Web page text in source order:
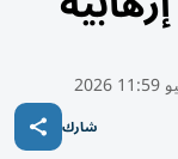
شارك